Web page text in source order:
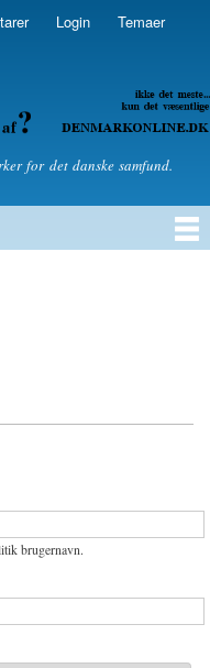
Login Temaer
om politik
for det danske samfund.
brugernavn.